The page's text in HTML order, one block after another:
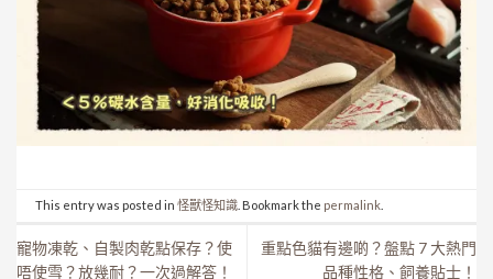
This entry was posted in 怪獸怪知識. Bookmark the permalink.
寵物凍乾、自製肉乾點保存？使
唔使雪？放幾耐？一次過解答！
重點色貓有邊啲？盤點 7 大熱門
品種性格、飼養貼士！